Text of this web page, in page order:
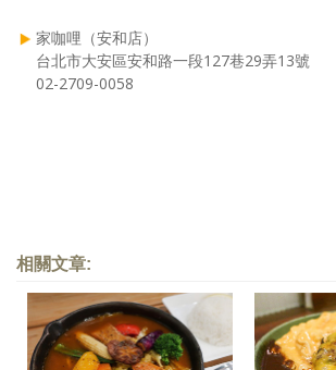
家咖哩（安和店）
台北市大安區安和路一段127巷29弄13號
02-2709-0058
相關文章: